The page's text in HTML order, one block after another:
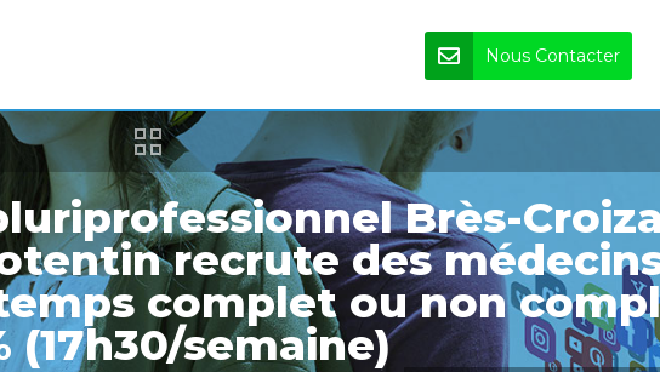
Nous Contacter
Brès-
recrute des
complet ou non
(17h30/semaine)